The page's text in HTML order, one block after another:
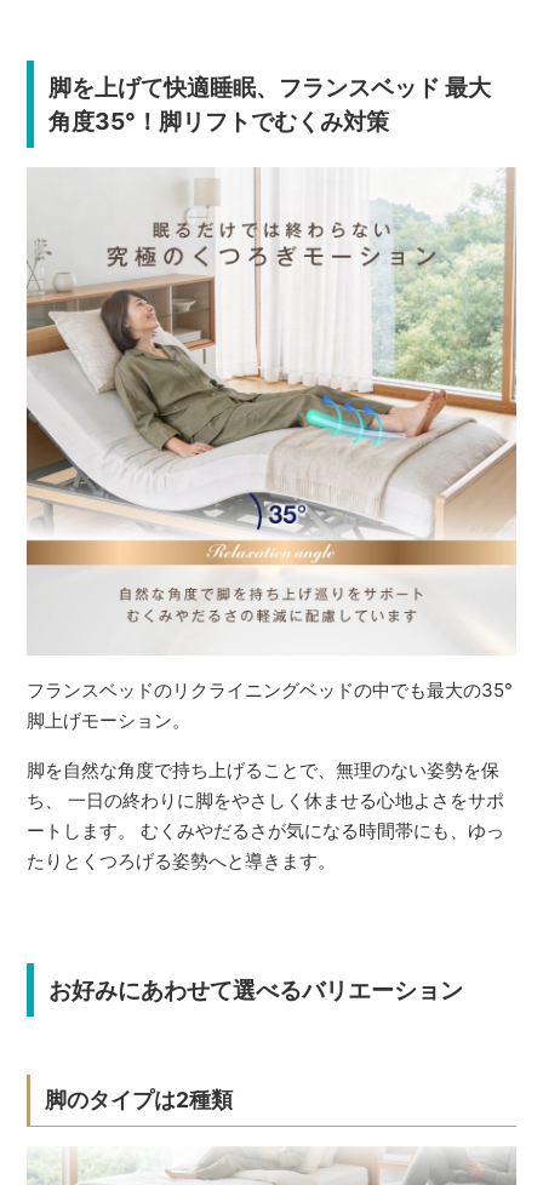
脚を上げて快適睡眠、フランスベッド 最大
角度35°！脚リフトでむくみ対策
フランスベッドのリクライニングベッドの中でも最大の35°
脚上げモーション。
脚を自然な角度で持ち上げることで、無理のない姿勢を保
ち、 一日の終わりに脚をやさしく休ませる心地よさをサポ
ートします。 むくみやだるさが気になる時間帯にも、ゆっ
たりとくつろげる姿勢へと導きます。
お好みにあわせて選べるバリエーション
脚のタイプは2種類